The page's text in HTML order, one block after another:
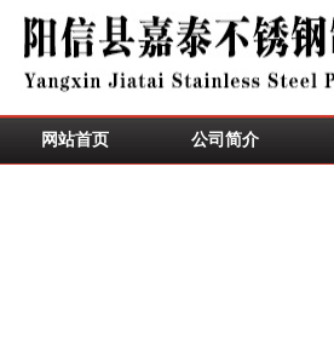
网站首页 公司简介